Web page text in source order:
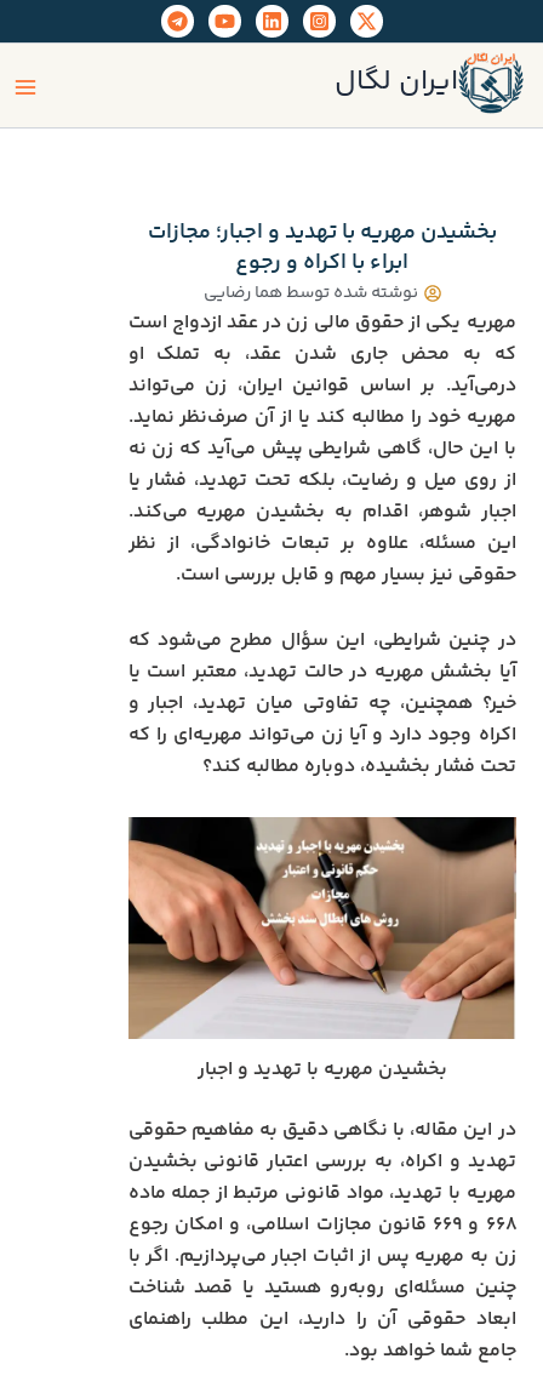
به
محتوا
ایران لگال
بخشیدن مهریه با تهدید و اجبار؛ مجازات
ابراء با اکراه و رجوع
نوشته شده توسطهما رضایی
مهریه یکی از حقوق مالی زن در عقد ازدواج است
که به محض جاری شدن عقد، به تملک او
درمی‌آید. بر اساس قوانین ایران، زن می‌تواند
مهریه خود را مطالبه کند یا از آن صرف‌نظر نماید.
با این حال، گاهی شرایطی پیش می‌آید که زن نه
از روی میل و رضایت، بلکه تحت تهدید، فشار یا
اجبار شوهر، اقدام به بخشیدن مهریه می‌کند.
این مسئله، علاوه بر تبعات خانوادگی، از نظر
حقوقی نیز بسیار مهم و قابل بررسی است.
در چنین شرایطی، این سؤال مطرح می‌شود که
آیا بخشش مهریه در حالت تهدید، معتبر است یا
خیر؟ همچنین، چه تفاوتی میان تهدید، اجبار و
اکراه وجود دارد و آیا زن می‌تواند مهریه‌ای را که
تحت فشار بخشیده، دوباره مطالبه کند؟
بخشیدن مهریه با تهدید و اجبار
در این مقاله، با نگاهی دقیق به مفاهیم حقوقی
تهدید و اکراه، به بررسی اعتبار قانونی بخشیدن
مهریه با تهدید، مواد قانونی مرتبط از جمله ماده
۶۶۸ و ۶۶۹ قانون مجازات اسلامی، و امکان رجوع
زن به مهریه پس از اثبات اجبار می‌پردازیم. اگر با
چنین مسئله‌ای روبه‌رو هستید یا قصد شناخت
ابعاد حقوقی آن را دارید، این مطلب راهنمای
جامع شما خواهد بود.